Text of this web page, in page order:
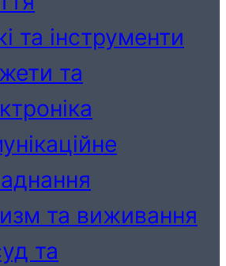
та інструменти
та
та виживання
та